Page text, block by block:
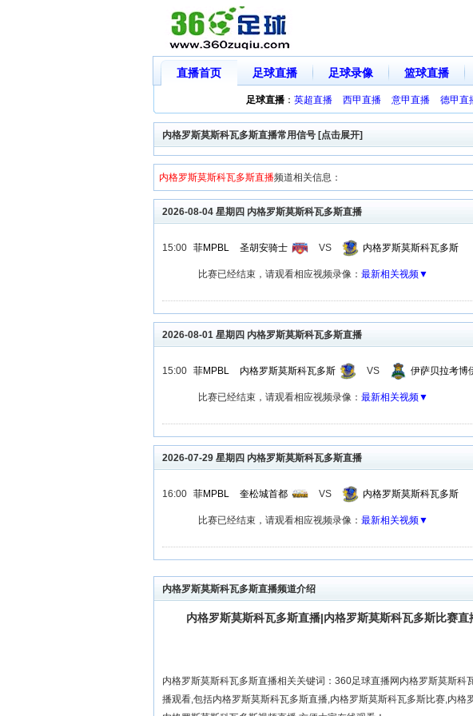
直播首页 足球直播 足球录像 篮球直播
足球直播： 英超直播 西甲直播 意甲直播 德甲直
内格罗斯莫斯科瓦多斯直播常用信号 [点击展开]
内格罗斯莫斯科瓦多斯直播频道相关信息：
2026-08-04 星期四 内格罗斯莫斯科瓦多斯直播
15:00 菲MPBL 圣胡安骑士 VS 内格罗斯莫斯科瓦多斯
比赛已经结束，请观看相应视频录像： 最新相关视频▼
2026-08-01 星期四 内格罗斯莫斯科瓦多斯直播
15:00 菲MPBL 内格罗斯莫斯科瓦多斯 VS 伊萨贝拉考博
比赛已经结束，请观看相应视频录像： 最新相关视频▼
2026-07-29 星期四 内格罗斯莫斯科瓦多斯直播
16:00 菲MPBL 奎松城首都 VS 内格罗斯莫斯科瓦多斯
比赛已经结束，请观看相应视频录像： 最新相关视频▼
内格罗斯莫斯科瓦多斯直播频道介绍
内格罗斯莫斯科瓦多斯直播|内格罗斯莫斯科瓦多斯比赛
内格罗斯莫斯科瓦多斯直播相关关键词：360足球直播网内格罗斯莫斯科
播观看,包括内格罗斯莫斯科瓦多斯直播,内格罗斯莫斯科瓦多斯比赛,内